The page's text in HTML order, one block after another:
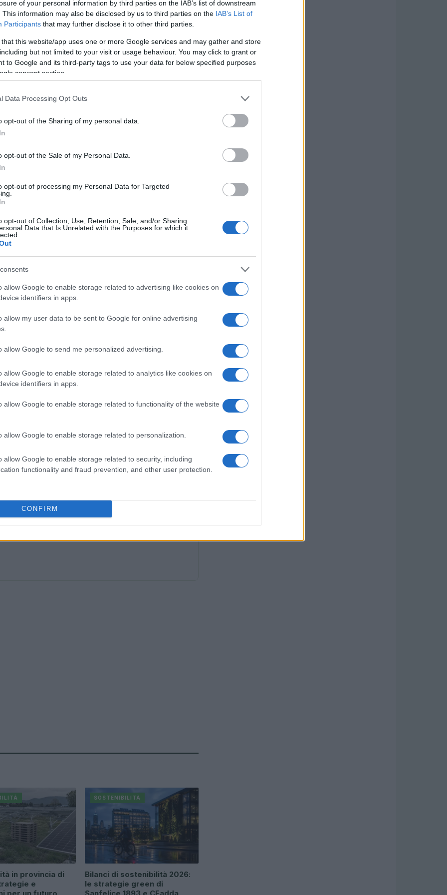
of your personal information by third parties on the IAB’s list of downstream
This information may also be disclosed by us to third parties on the IAB’s List of
Participants that may further disclose it to other third parties.
that this website/app uses one or more Google services and may gather and store
but not limited to your visit or usage behaviour. You may click to grant or
to Google and its third-party tags to use your data for below specified purposes
consent section.
Data Processing Opt Outs
opt-out of the Sharing of my personal data.
opt-out of the Sale of my Personal Data.
opt-out of processing my Personal Data for Targeted
opt-out of Collection, Use, Retention, Sale, and/or Sharing
Data that Is Unrelated with the Purposes for which it
allow Google to enable storage related to advertising like cookies on
identifiers in apps.
allow my user data to be sent to Google for online advertising
allow Google to send me personalized advertising.
allow Google to enable storage related to analytics like cookies on
identifiers in apps.
allow Google to enable storage related to functionality of the website
allow Google to enable storage related to personalization.
allow Google to enable storage related to security, including
functionality and fraud prevention, and other user protection.
CONFIRM
per migliorare la loro competitività sul
come un obbligo, ma come un’opportunità
dell’economia italiana, possono trarre
Implementare un bilancio di sostenibilità
può anche portare a risparmi significativi e
start-up come Treeblok Srl offrono strumenti e
rendendo la sostenibilità accessibile a
la crescita
tavola rotonda dal titolo “Bilancio di
dati. Una sfida EcoDigital”, organizzata dalla
Questo evento ha messo in luce
nei dati di sostenibilità, elementi
e i loro stakeholder. La collaborazione
per promuovere una cultura della
dell’economia.
in provincia di
e
per un futuro
SOSTENIBILITÀ
Bilanci di sostenibilità 2026:
le strategie green di
Sanfelice 1893 e CFadda